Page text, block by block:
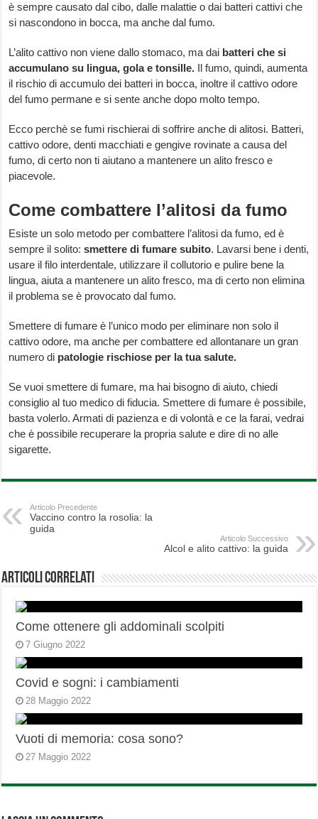
è sempre causato dal cibo, dalle malattie o dai batteri cattivi che
si nascondono in bocca, ma anche dal fumo.
L’alito cattivo non viene dallo stomaco, ma dai batteri che si
accumulano su lingua, gola e tonsille. Il fumo, quindi, aumenta
il rischio di accumulo dei batteri in bocca, inoltre il cattivo odore
del fumo permane e si sente anche dopo molto tempo.
Ecco perchè se fumi rischierai di soffrire anche di alitosi. Batteri,
cattivo odore, denti macchiati e gengive rovinate a causa del
fumo, di certo non ti aiutano a mantenere un alito fresco e
piacevole.
Come combattere l’alitosi da fumo
Esiste un solo metodo per combattere l’alitosi da fumo, ed è
sempre il solito:smettere di fumare subito. Lavarsi bene i denti,
usare il filo interdentale, utilizzare il collutorio e pulire bene la
lingua, aiuta a mantenere un alito fresco, ma di certo non elimina
il problema se è provocato dal fumo.
Smettere di fumare è l’unico modo per eliminare non solo il
cattivo odore, ma anche per combattere ed allontanare un gran
numero di patologie rischiose per la tua salute.
Se vuoi smettere di fumare, ma hai bisogno di aiuto, chiedi
consiglio al tuo medico di fiducia. Smettere di fumare è possibile,
basta volerlo. Armati di pazienza e di volontà e ce la farai, vedrai
che è possibile recuperare la propria salute e dire di no alle
sigarette.
Articolo Precedente
Vaccino contro la rosolia: la
guida
Articolo Successivo
Alcol e alito cattivo: la guida
Articoli correlati
Come ottenere gli addominali scolpiti
7 Giugno 2022
Covid e sogni: i cambiamenti
28 Maggio 2022
Vuoti di memoria: cosa sono?
27 Maggio 2022